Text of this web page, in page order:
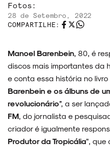
ARQUIVO
ENTREVISTAS
Fotos:
28 de Setembro, 2022
COMPARTILHE:
Manoel Barenbein, 80, é
discos mais importantes da
e conta essa história no livro
Barenbein e os álbuns de
revolucionário”, a ser
FM, do jornalista e
criador é igualmente
Produtor da Tropicália", que